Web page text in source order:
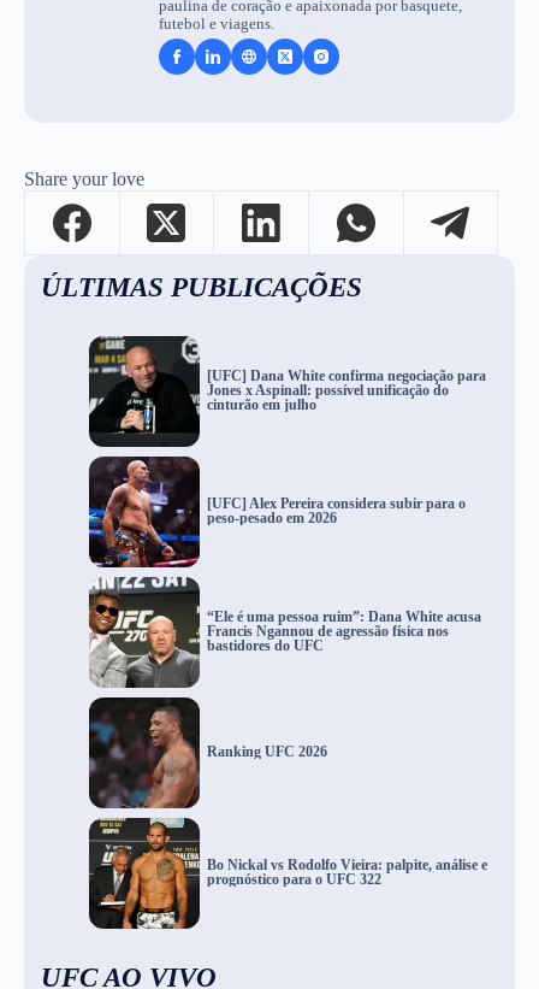
paulina de coração e apaixonada por basquete,
futebol e viagens.
Share your love
ÚLTIMAS PUBLICAÇÕES
[UFC] Dana White confirma negociação para
Jones x Aspinall: possível unificação do
cinturão em julho
[UFC] Alex Pereira considera subir para o
peso-pesado em 2026
“Ele é uma pessoa ruim”: Dana White acusa
Francis Ngannou de agressão física nos
bastidores do UFC
Ranking UFC 2026
Bo Nickal vs Rodolfo Vieira: palpite, análise e
prognóstico para o UFC 322
UFC AO VIVO